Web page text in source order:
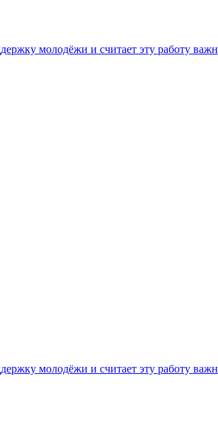
молодёжи и считает эту работу
молодёжи и считает эту работу